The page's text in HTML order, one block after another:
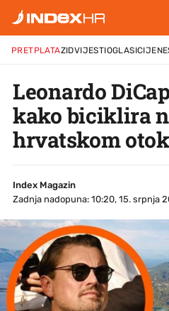
PRETPLATAZIDVIJESTIOGLASICIJENE
Leonardo
kako biciklira
hrvatskom
Index Magazin
Zadnja nadopuna: 10:20, 15. srpnja